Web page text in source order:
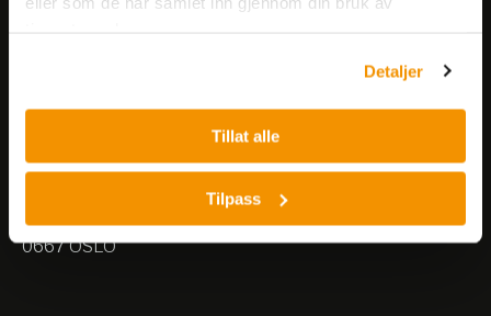
Detaljer
Tillat alle
Tilpass
Besøksadresse:
0667 OSLO
Nils Hansens vei 10
0667 OSLO